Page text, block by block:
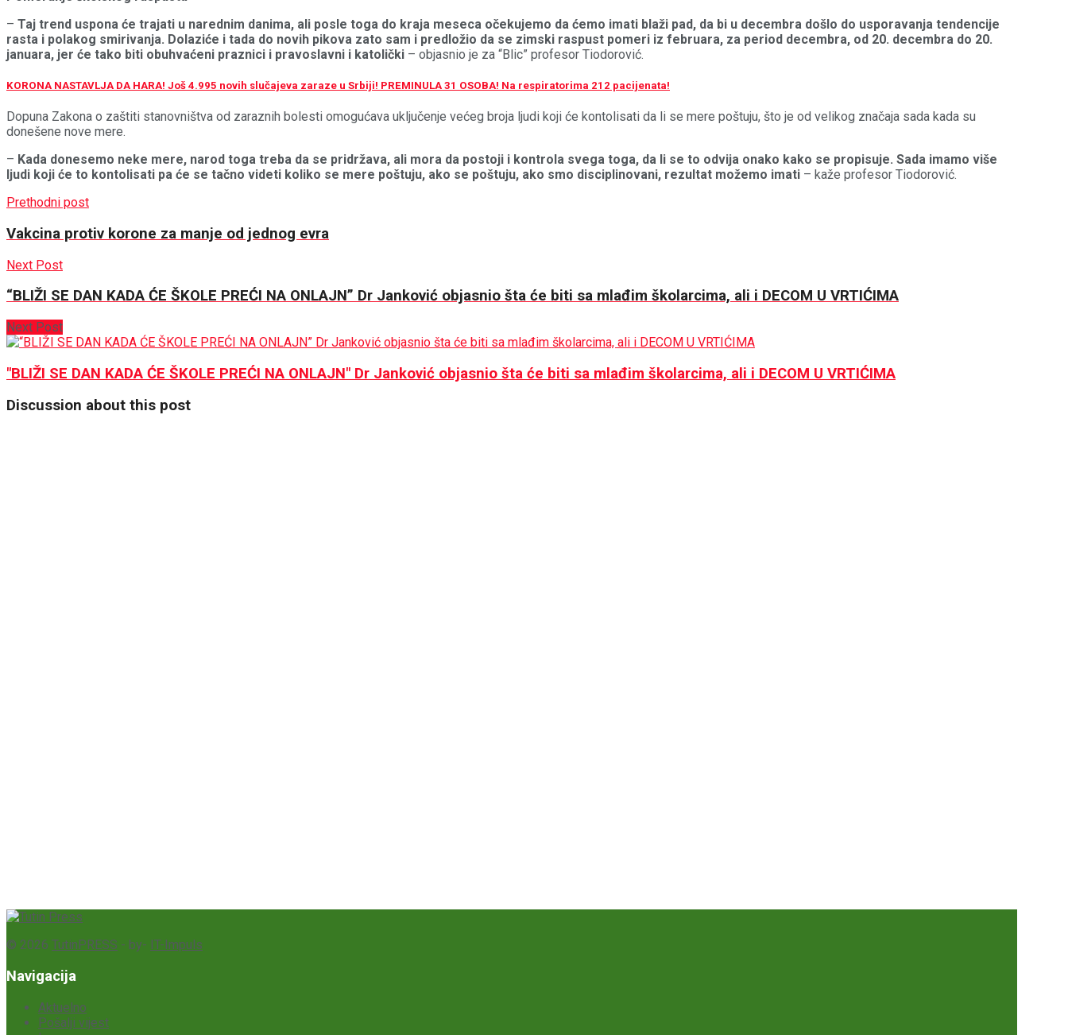
– Taj trend uspona će trajati u narednim danima, ali posle toga do kraja meseca očekujemo da ćemo imati blaži pad, da bi u decembra došlo do usporavanja tendencije
rasta i polakog smirivanja. Dolaziće i tada do novih pikova zato sam i predložio da se zimski raspust pomeri iz februara, za period decembra, od 20. decembra do 20.
januara, jer će tako biti obuhvaćeni praznici i pravoslavni i katolički – objasnio je za “Blic” profesor Tiodorović.
KORONA NASTAVLJA DA HARA! Još 4.995 novih slučajeva zaraze u Srbiji! PREMINULA 31 OSOBA! Na respiratorima 212 pacijenata!
Dopuna Zakona o zaštiti stanovništva od zaraznih bolesti omogućava uključenje većeg broja ljudi koji će kontolisati da li se mere poštuju, što je od velikog značaja sada kada su
donešene nove mere.
– Kada donesemo neke mere, narod toga treba da se pridržava, ali mora da postoji i kontrola svega toga, da li se to odvija onako kako se propisuje. Sada imamo više
ljudi koji će to kontolisati pa će se tačno videti koliko se mere poštuju, ako se poštuju, ako smo disciplinovani, rezultat možemo imati – kaže profesor Tiodorović.
Prethodni post
Vakcina protiv korone za manje od jednog evra
Next Post
“BLIŽI SE DAN KADA ĆE ŠKOLE PREĆI NA ONLAJN” Dr Janković objasnio šta će biti sa mlađim školarcima, ali i DECOM U VRTIĆIMA
Next Post
"BLIŽI SE DAN KADA ĆE ŠKOLE PREĆI NA ONLAJN" Dr Janković objasnio šta će biti sa mlađim školarcima, ali i DECOM U VRTIĆIMA
Discussion about this post
© 2026 TutinPRESS - by- IT-Impuls
Navigacija
Aktuelno
Pošalji vijest